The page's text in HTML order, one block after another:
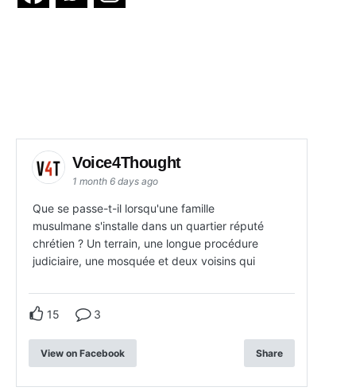
Voice4Thought
1 month 6 days ago
Que se passe-t-il lorsqu'une famille
musulmane s'installe dans un quartier réputé
chrétien ? Un terrain, une longue procédure
judiciaire, une mosquée et deux voisins qui
15 3
View on Facebook Share